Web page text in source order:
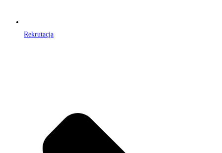
Rekrutacja